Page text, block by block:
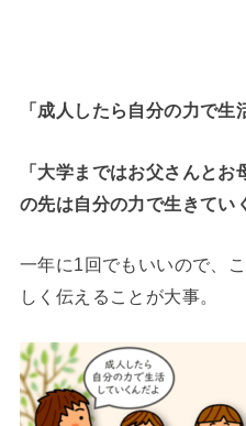
「成人したら自分の力で生
「大学まではお父さんと
の先は自分の力で生きてい
一年に1回でもいいので、
しく伝えることが大事。